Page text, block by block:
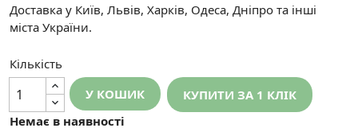
Доставка у Київ, Львів, Харків, Одеса, Дніпро та інші
міста України.
Кількість
У КОШИК
КУПИТИ ЗА 1 КЛIК
Немає в наявності